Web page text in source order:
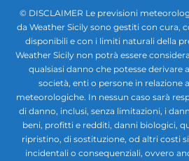
© DISCLAIMER Le previsioni
da Weather Sicily sono gestiti con cura,
disponibili e con i limiti naturali della
Weather Sicily non potrà essere
qualsiasi danno che potesse derivare
società, enti o persone in relazione
meteorologiche. In nessun caso sarà
di danno, inclusi, senza limitazioni, i
beni, profitti e redditi, danni biologici,
ripristino, di sostituzione, od altri costi
incidentali o consequenziali, ovvero